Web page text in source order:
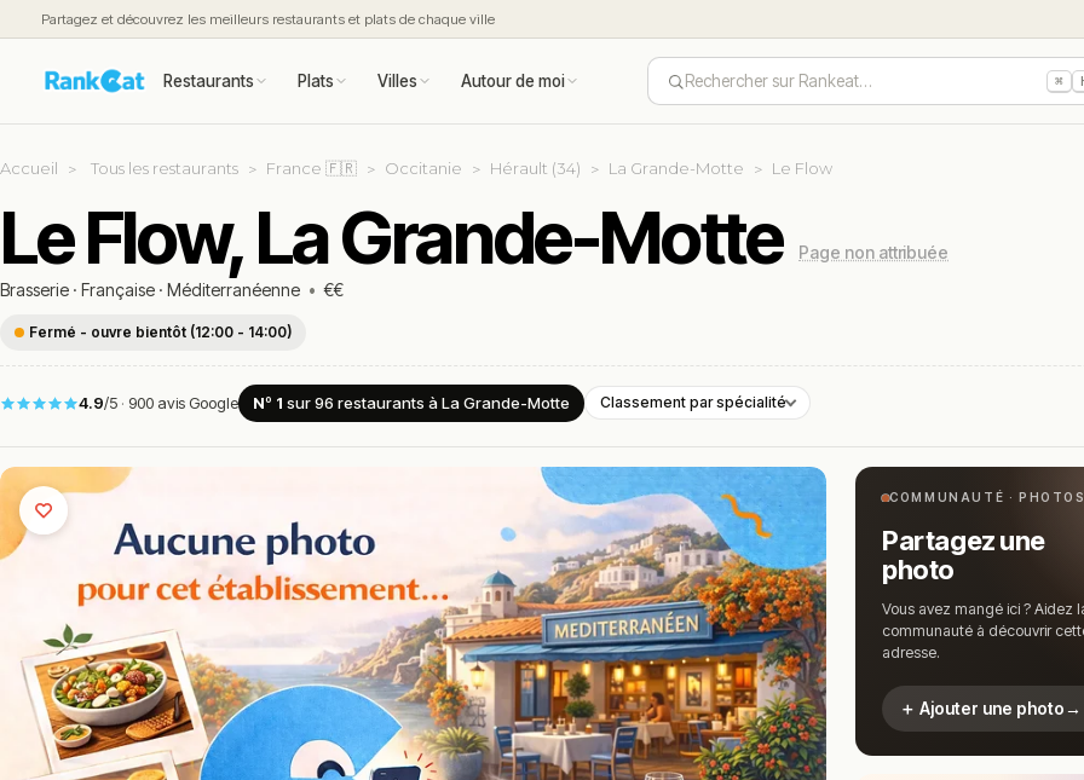
Partagez et découvrez les meilleurs restaurants et plats de chaque ville
Restaurants Plats Villes Autour de moi Rechercher sur Rankeat… ⌘
Accueil Tous les restaurants France 🇫🇷 Occitanie Hérault (34) La Grande-Motte Le Flow
Le Flow, La Grande-Motte
Page non attribuée
Brasserie · Française · Méditerranéenne • €€
Fermé - ouvre bientôt (12:00 - 14:00)
4.9/5 · 900 avis Google Nº 1 sur 96 restaurants à La Grande-Motte Classement par spécialité
COMMUNAUTÉ ·
Partagez une
photo
Vous avez mangé ici ? Aidez
communauté à découvrir
adresse.
＋ Ajouter une photo→